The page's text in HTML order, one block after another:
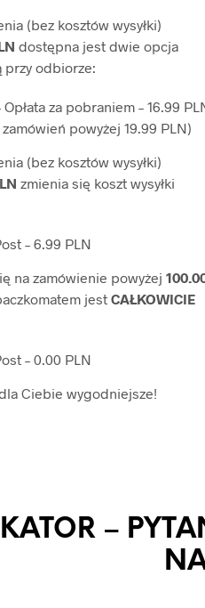
(bez kosztów wysyłki)
dostępna jest dwie opcja
przy odbiorze:
za pobraniem – 16.99
powyżej 19.99 PLN)
(bez kosztów wysyłki)
zmienia się koszt wysyłki
– 6.99 PLN
na zamówienie powyżej
jestCAŁKOWICIE
– 0.00 PLN
Ciebie wygodniejsze!
–